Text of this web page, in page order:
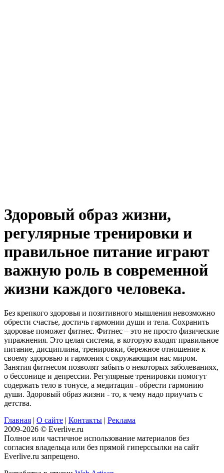
Здоровый образ жизни,
регулярные тренировки и
правильное питание играют
важную роль в современной
жизни каждого человека.
Без крепкого здоровья и позитивного мышления невозможно
обрести счастье, достичь гармонии души и тела. Сохранить
здоровье поможет фитнес. Фитнес – это не просто физические
упражнения. Это целая система, в которую входят правильное
питание, дисциплина, тренировки, бережное отношение к
своему здоровью и гармония с окружающим нас миром.
Занятия фитнесом позволят забыть о некоторых заболеваниях,
о бессонице и депрессии. Регулярные тренировки помогут
содержать тело в тонусе, а медитация - обрести гармонию
души. Здоровый образ жизни - то, к чему надо приучать с
детства.
Главная | О сайте | Контакты | Реклама
2009-2026 © Everlive.ru
Полное или частичное использование материалов без
согласия владельца или без прямой гиперссылки на сайт
Everlive.ru запрещено.